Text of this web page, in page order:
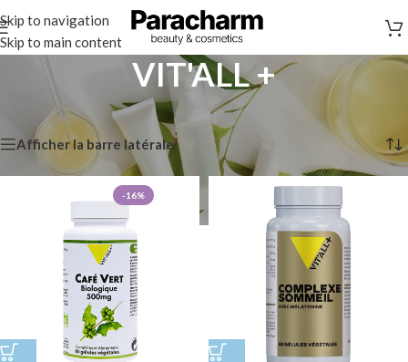
Skip to navigation
Skip to main content
VIT'ALL +
Marques /VIT'ALL + Affichage de 1–12 sur 77 résultats
Afficher la barre latérale
-16%